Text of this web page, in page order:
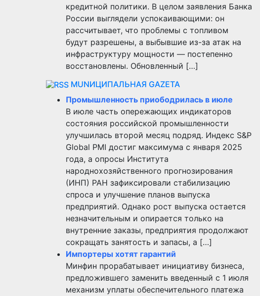
кредитной политики. В целом заявления Банка
России выглядели успокаивающими: он
рассчитывает, что проблемы с топливом
будут разрешены, а выбывшие из-за атак на
инфраструктуру мощности — постепенно
восстановлены. Обновленный […]
MUNИЦИПАЛЬНАЯ GAZЕТА
Промышленность приободрилась в июле
В июле часть опережающих индикаторов
состояния российской промышленности
улучшилась второй месяц подряд. Индекс S&P
Global PMI достиг максимума с января 2025
года, а опросы Института
народнохозяйственного прогнозирования
(ИНП) РАН зафиксировали стабилизацию
спроса и улучшение планов выпуска
предприятий. Однако рост выпуска остается
незначительным и опирается только на
внутренние заказы, предприятия продолжают
сокращать занятость и запасы, а […]
Импортеры хотят гарантий
Минфин прорабатывает инициативу бизнеса,
предложившего заменить введенный с 1 июля
механизм уплаты обеспечительного платежа